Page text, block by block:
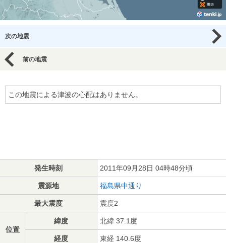
次の地震
前の地震
この地震による津波の心配はありません。
発生時刻 2011年09月28日 04時48分頃
震源地 福島県中通り
最大震度 震度2
位置
緯度 北緯 37.1度
経度 東経 140.6度